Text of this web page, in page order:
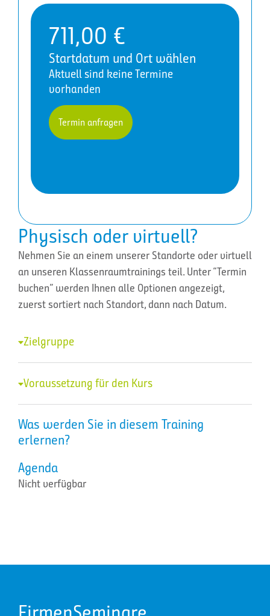
Physisch oder virtuell?
Nehmen Sie an einem unserer Standorte oder virtuell
an unseren Klassenraumtrainings teil. Unter “Termin
buchen” werden Ihnen alle Optionen angezeigt,
zuerst sortiert nach Standort, dann nach Datum.
Zielgruppe
Voraussetzung für den Kurs
Was werden Sie in diesem Training
erlernen?
Agenda
Nicht verfügbar
711,00 €
Startdatum und Ort wählen
Aktuell sind keine Termine
vorhanden
Termin anfragen